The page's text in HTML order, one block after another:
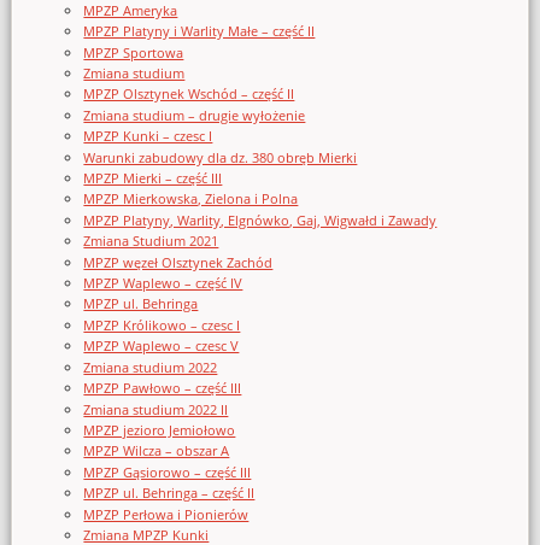
MPZP Ameryka
MPZP Platyny i Warlity Małe – część II
MPZP Sportowa
Zmiana studium
MPZP Olsztynek Wschód – część II
Zmiana studium – drugie wyłożenie
MPZP Kunki – czesc I
Warunki zabudowy dla dz. 380 obręb Mierki
MPZP Mierki – część III
MPZP Mierkowska, Zielona i Polna
MPZP Platyny, Warlity, Elgnówko, Gaj, Wigwałd i Zawady
Zmiana Studium 2021
MPZP węzeł Olsztynek Zachód
MPZP Waplewo – część IV
MPZP ul. Behringa
MPZP Królikowo – czesc I
MPZP Waplewo – czesc V
Zmiana studium 2022
MPZP Pawłowo – część III
Zmiana studium 2022 II
MPZP jezioro Jemiołowo
MPZP Wilcza – obszar A
MPZP Gąsiorowo – część III
MPZP ul. Behringa – część II
MPZP Perłowa i Pionierów
Zmiana MPZP Kunki